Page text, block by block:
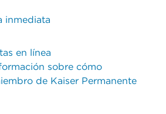
inmediata
en línea
sobre cómo
de Kaiser Permanente